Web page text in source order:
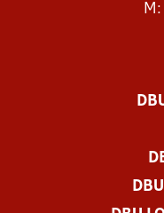
M: